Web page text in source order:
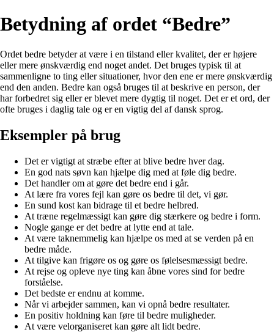
Betydning af ordet “Bedre”
Ordet bedre betyder at være i en tilstand eller kvalitet, der er højere
eller mere ønskværdig end noget andet. Det bruges typisk til at
sammenligne to ting eller situationer, hvor den ene er mere ønskværdig
end den anden. Bedre kan også bruges til at beskrive en person, der
har forbedret sig eller er blevet mere dygtig til noget. Det er et ord, der
ofte bruges i daglig tale og er en vigtig del af dansk sprog.
Eksempler på brug
Det er vigtigt at stræbe efter at blive bedre hver dag.
En god nats søvn kan hjælpe dig med at føle dig bedre.
Det handler om at gøre det bedre end i går.
At lære fra vores fejl kan gøre os bedre til det, vi gør.
En sund kost kan bidrage til et bedre helbred.
At træne regelmæssigt kan gøre dig stærkere og bedre i form.
Nogle gange er det bedre at lytte end at tale.
At være taknemmelig kan hjælpe os med at se verden på en
bedre måde.
At tilgive kan frigøre os og gøre os følelsesmæssigt bedre.
At rejse og opleve nye ting kan åbne vores sind for bedre
forståelse.
Det bedste er endnu at komme.
Når vi arbejder sammen, kan vi opnå bedre resultater.
En positiv holdning kan føre til bedre muligheder.
At være velorganiseret kan gøre alt lidt bedre.